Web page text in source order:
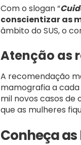
Com o slogan “
conscientizar as
âmbito do SUS, o
Atenção as
A recomendação
mamografia a cada
mil novos casos de
que as mulheres
Conheça as